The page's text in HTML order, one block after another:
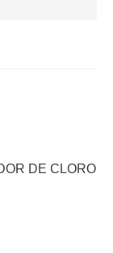
DE CLORO